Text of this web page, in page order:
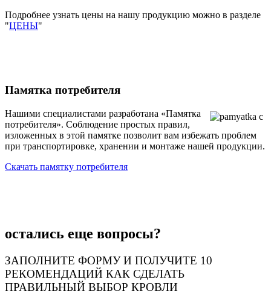
Подробнее узнать цены на нашу продукцию можно в разделе
"ЦЕНЫ"
Памятка потребителя
Нашими специалистами разработана «Памятка
потребителя». Соблюдение простых правил,
изложенных в этой памятке позволит вам избежать проблем
при транспортировке, хранении и монтаже нашей продукции.
Скачать памятку потребителя
остались еще вопросы?
ЗАПОЛНИТЕ ФОРМУ И ПОЛУЧИТЕ 10
РЕКОМЕНДАЦИЙ КАК СДЕЛАТЬ
ПРАВИЛЬНЫЙ ВЫБОР КРОВЛИ